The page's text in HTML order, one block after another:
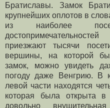
Братиславы. Замок
крупнейших оплотов в
из наиболее
приезжают тысячи
вершины, на которой
замок, можно увидеть
погоду даже Венгрию. В
левой части находятся
которая была открыта
довольно